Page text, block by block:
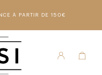
À PARTIR DE 150€